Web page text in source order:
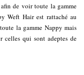
de voir toute la gamme
Weft Hair est rattaché au
la gamme Nappy mais
celles qui sont adeptes de